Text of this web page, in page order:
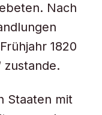
Nach
1820
zustande.
Staaten mit